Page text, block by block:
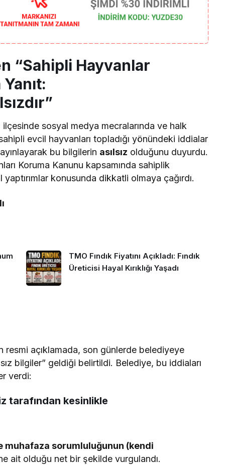
“Sahipli Hayvanlar
Yanıt:
sosyal medya mecralarında ve halk
evcil hayvanları topladığı yönündeki iddialar
bu bilgilerin asılsız olduğunu duyurdu.
Koruma Kanunu kapsamında sahiplik
konusunda dikkatli olmaya çağırdı.
TMO Fındık Fiyatını Açıkladı: Fındık
Üreticisi Hayal Kırıklığı Yaşadı
resmi açıklamada, son günlerde belediyeye
bilgiler” geldiği belirtildi. Belediye, bu iddiaları
verdi:
tarafından kesinlikle
muhafaza sorumluluğunun (kendi
ait olduğu net bir şekilde vurgulandı.